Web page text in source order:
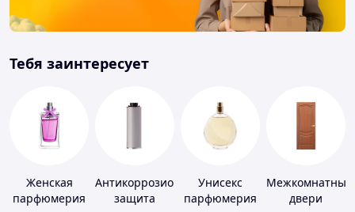
Тебя заинтересует
Женская
парфюмерия
Антикоррозионная
защита
Унисекс
парфюмерия
Межкомнатные
двери